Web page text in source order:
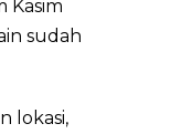
Kasim
sudah
lokasi,